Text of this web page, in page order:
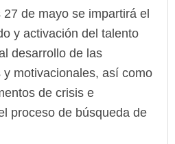
de mayo se impartirá el
y activación del talento
desarrollo de las
motivacionales, así como
de crisis e
proceso de búsqueda de